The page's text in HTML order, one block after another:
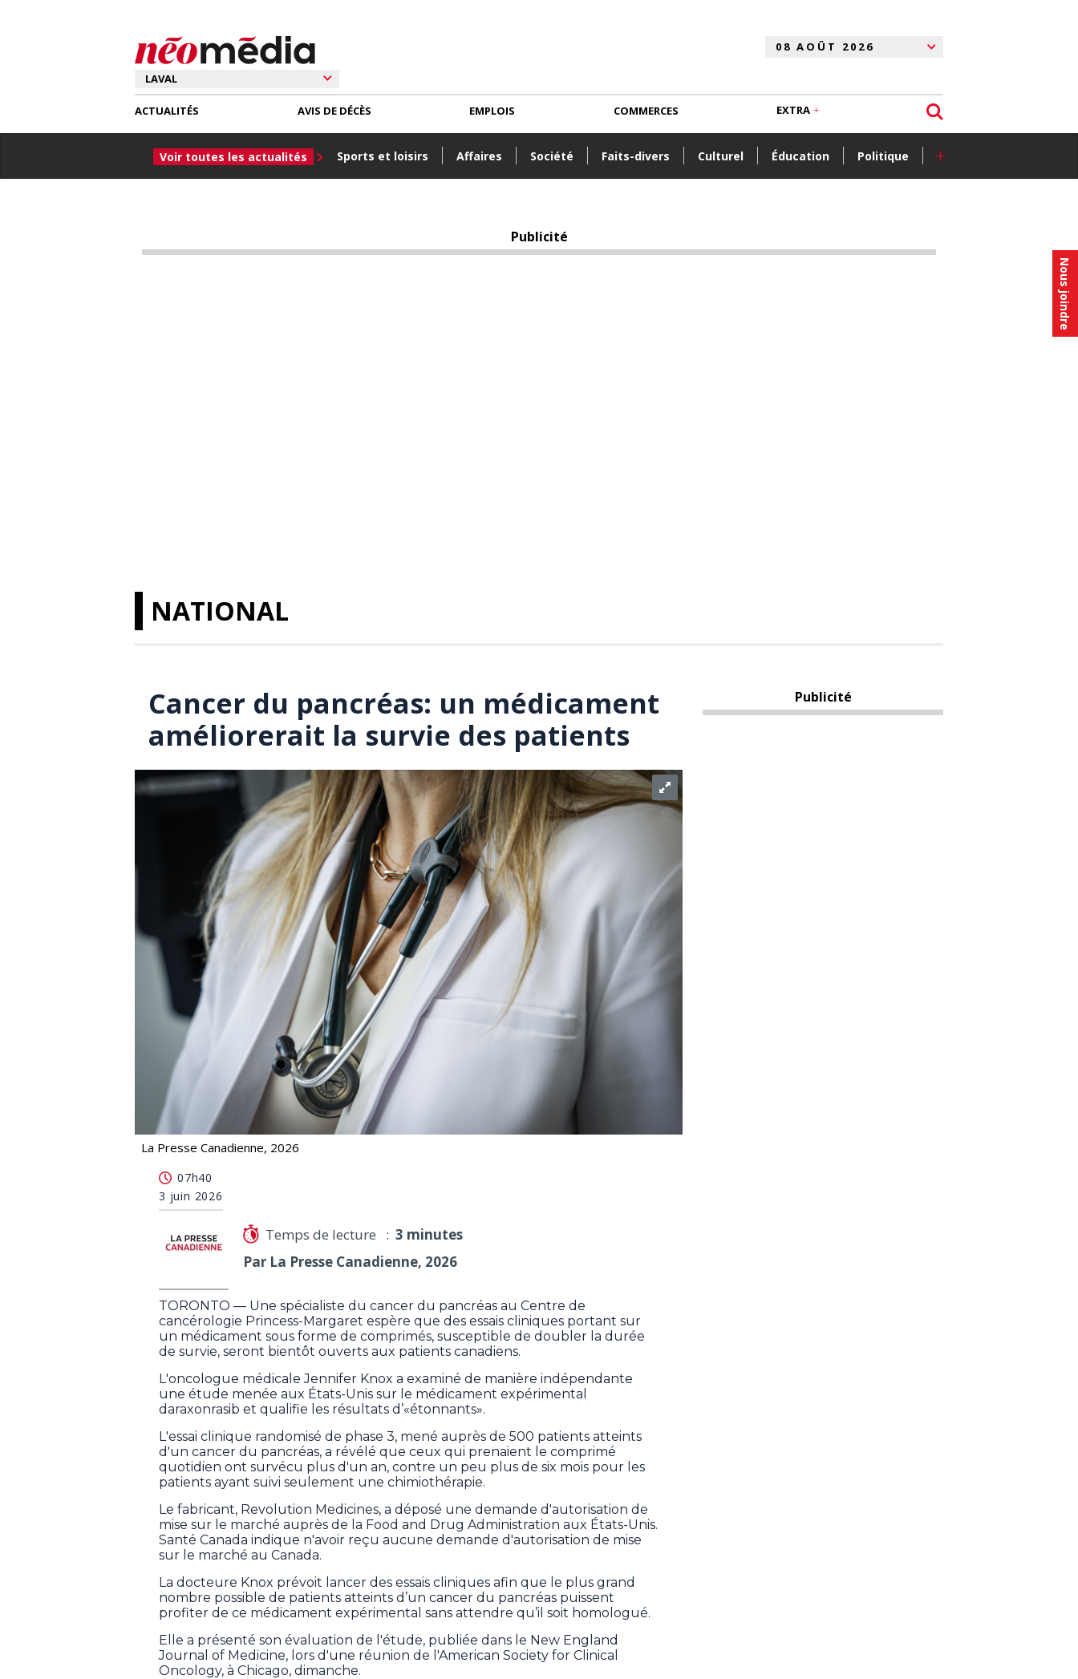
Nous joindre
ACTUALITÉS
Voir toutes les actualités Sports et loisirs Affaires Société Faits-divers Culturel Éducation Politique +
AVIS DE DÉCÈS EMPLOIS COMMERCES EXTRA
Publicité
NATIONAL
Cancer du pancréas: un médicament
améliorerait la survie des patients
La Presse Canadienne, 2026
07h40
3 juin 2026
Temps de lecture : 3 minutes
Par La Presse Canadienne, 2026
TORONTO — Une spécialiste du cancer du pancréas au Centre de
cancérologie Princess-Margaret espère que des essais cliniques portant sur
un médicament sous forme de comprimés, susceptible de doubler la durée
de survie, seront bientôt ouverts aux patients canadiens.
L'oncologue médicale Jennifer Knox a examiné de manière indépendante
une étude menée aux États-Unis sur le médicament expérimental
daraxonrasib et qualifie les résultats d’«étonnants».
L'essai clinique randomisé de phase 3, mené auprès de 500 patients atteints
d'un cancer du pancréas, a révélé que ceux qui prenaient le comprimé
quotidien ont survécu plus d'un an, contre un peu plus de six mois pour les
patients ayant suivi seulement une chimiothérapie.
Le fabricant, Revolution Medicines, a déposé une demande d'autorisation de
mise sur le marché auprès de la Food and Drug Administration aux États-Unis.
Santé Canada indique n'avoir reçu aucune demande d'autorisation de mise
sur le marché au Canada.
La docteure Knox prévoit lancer des essais cliniques afin que le plus grand
nombre possible de patients atteints d’un cancer du pancréas puissent
profiter de ce médicament expérimental sans attendre qu’il soit homologué.
Elle a présenté son évaluation de l'étude, publiée dans le New England
Journal of Medicine, lors d'une réunion de l'American Society for Clinical
Oncology, à Chicago, dimanche.
Publicité